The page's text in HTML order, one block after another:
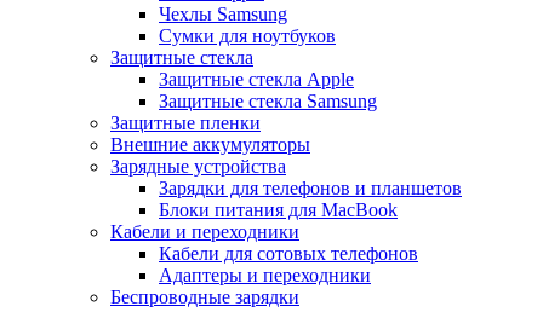
Чехлы Samsung
Сумки для ноутбуков
Защитные стекла
Защитные стекла Apple
Защитные стекла Samsung
Защитные пленки
Внешние аккумуляторы
Зарядные устройства
Зарядки для телефонов и планшетов
Блоки питания для MacBook
Кабели и переходники
Кабели для сотовых телефонов
Адаптеры и переходники
Беспроводные зарядки